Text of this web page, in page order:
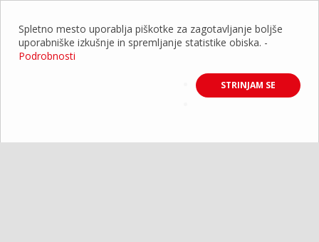
Spletno mesto uporablja piškotke za zagotavljanje boljše
uporabniške izkušnje in spremljanje statistike obiska. -
Podrobnosti
STRINJAM SE